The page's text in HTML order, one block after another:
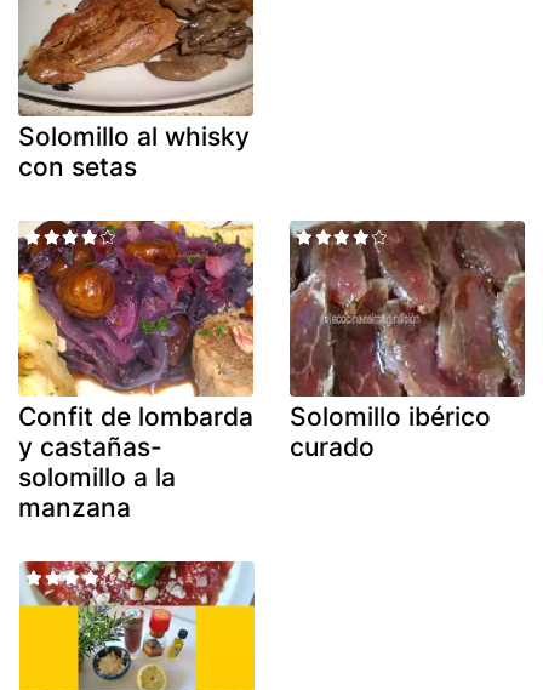
Solomillo al whisky
con setas
Confit de lombarda
y castañas-
solomillo a la
manzana
Solomillo ibérico
curado